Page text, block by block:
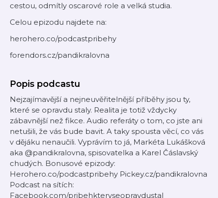
cestou, odmítly oscarové role a velká studia.
Celou epizodu najdete na:
herohero.co/podcastpribehy
forendors.cz/pandikralovna
Popis podcastu
Nejzajímavější a nejneuvěřitelnější příběhy jsou ty,
které se opravdu staly. Realita je totiž vždycky
zábavnější než fikce. Audio referáty o tom, co jste ani
netušili, že vás bude bavit. A taky spousta věcí, co vás
v dějáku nenaučili. Vyprávím to já, Markéta Lukášková
aka @pandikralovna, spisovatelka a Karel Čáslavský
chudých. Bonusové epizody:
Herohero.co/podcastpribehy Pickey.cz/pandikralovna
Podcast na sítích:
Facebook.com/pribehkteryseopravdustal